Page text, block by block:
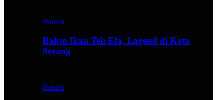
Banten
Bakso Ikan Teh Efa, Lagend di Kota
Serang
Banten